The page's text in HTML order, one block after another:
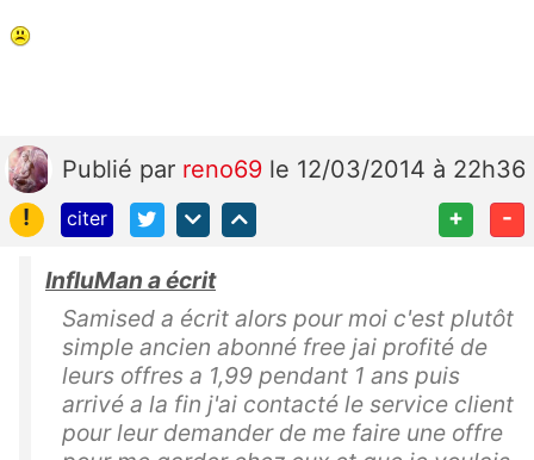
Publié par reno69 le 12/03/2014 à 22h36
!
citer + -
InfluMan a écrit
Samised a écrit alors pour moi c'est plutôt
simple ancien abonné free jai profité de
leurs offres a 1,99 pendant 1 ans puis
arrivé a la fin j'ai contacté le service client
pour leur demander de me faire une offre